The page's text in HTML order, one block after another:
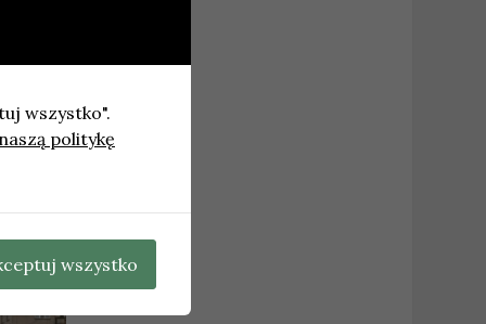
wszystko".
politykę
wszystko